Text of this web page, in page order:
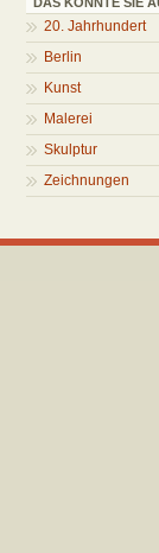
20. Jahrhundert
Berlin
Kunst
Malerei
Skulptur
Zeichnungen